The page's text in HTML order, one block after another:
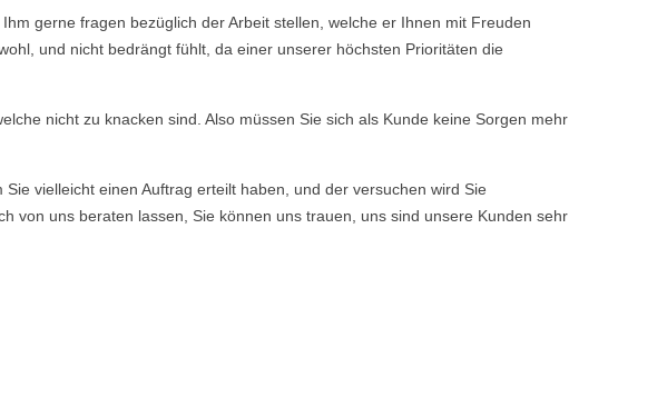
gerne fragen bezüglich der Arbeit stellen, welche er Ihnen mit Freuden
und nicht bedrängt fühlt, da einer unserer höchsten Prioritäten die
nicht zu knacken sind. Also müssen Sie sich als Kunde keine Sorgen mehr
vielleicht einen Auftrag erteilt haben, und der versuchen wird Sie
von uns beraten lassen, Sie können uns trauen, uns sind unsere Kunden sehr